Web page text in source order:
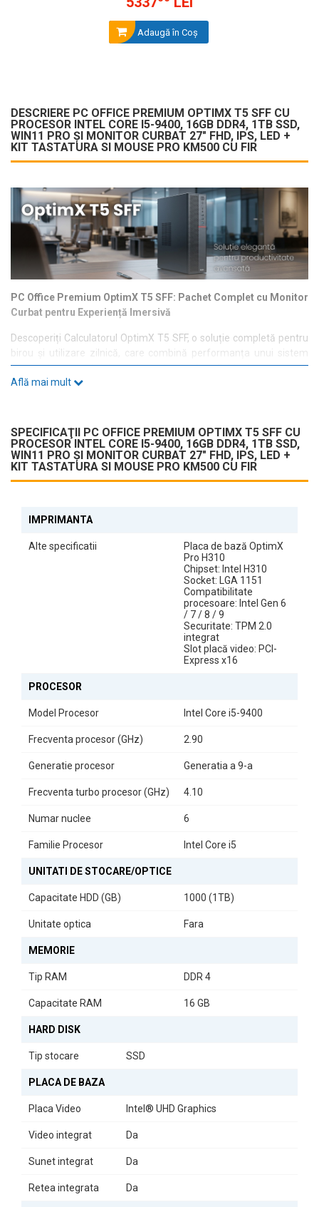
Adaugă în Coş
DESCRIERE PC OFFICE PREMIUM OPTIMX T5 SFF CU
PROCESOR INTEL CORE I5-9400, 16GB DDR4, 1TB SSD,
WIN11 PRO ȘI MONITOR CURBAT 27" FHD, IPS, LED +
KIT TASTATURA SI MOUSE PRO KM500 CU FIR
PC Office Premium OptimX T5 SFF: Pachet Complet cu Monitor
Curbat pentru Experiență Imersivă
Descoperiți Calculatorul OptimX T5 SFF, o soluție completă pentru
birou și utilizare zilnică, care combină performanța unui sistem
compact cu avantajele unui monitor curbat. Echipat cu procesor
Intel Core i5-9500 și 16GB RAM DDR4, acest sistem oferă
Pachet Complet Gata de Utilizare
Acest sistem include unitatea PC, monitor curbat de 27” și kit
tastatură + mouse, oferind o soluție completă „plug & play”, ideală
Unitatea OptimX T5 SFF este proiectată într-un format compact,
ușor de integrat în orice spațiu de lucru. Ocupă puțin loc pe birou,
păstrând în același timp funcționalitatea necesară pentru activități
Performanță Stabilă pentru Activități Zilnice
Cu procesor Intel Core i5-9400 și 16GB RAM DDR4, sistemul oferă
o experiență fluidă pentru aplicații office, browsing și utilizare
Stocare SSD Rapidă
SSD-ul de 1TB asigură pornire rapidă a sistemului, acces instant la
aplicații și fișiere și o experiență generală mai eficientă în utilizarea
zilnică.
Construit pe placa de bază mATX
OptimX Pro H310
funcția de securitate TPM 2.0, fiind compatibil cu sistemul de
operare Windows 11. Calculatorul este dotat cu multiple porturi,
1x RJ-45, oferind conectivitate completă pentru periferice și rețea.
Află mai mult
SPECIFICAŢII PC OFFICE PREMIUM OPTIMX T5 SFF CU
PROCESOR INTEL CORE I5-9400, 16GB DDR4, 1TB SSD,
WIN11 PRO ȘI MONITOR CURBAT 27" FHD, IPS, LED +
KIT TASTATURA SI MOUSE PRO KM500 CU FIR
IMPRIMANTA
Alte specificatii
Placa de bază OptimX
Pro H310
Chipset: Intel H310
Socket: LGA 1151
Compatibilitate
procesoare: Intel Gen 6
/ 7 / 8 / 9
Securitate: TPM 2.0
integrat
Slot placă video: PCI-
Express x16
PROCESOR
Model Procesor Intel Core i5-9400
Frecventa procesor (GHz) 2.90
Generatie procesor Generatia a 9-a
Frecventa turbo procesor (GHz) 4.10
Numar nuclee 6
Familie Procesor Intel Core i5
UNITATI DE STOCARE/OPTICE
Capacitate HDD (GB) 1000 (1TB)
Unitate optica Fara
MEMORIE
Tip RAM DDR 4
Capacitate RAM 16 GB
HARD DISK
Tip stocare SSD
PLACA DE BAZA
Placa Video Intel® UHD Graphics
Video integrat Da
Sunet integrat Da
Retea integrata Da